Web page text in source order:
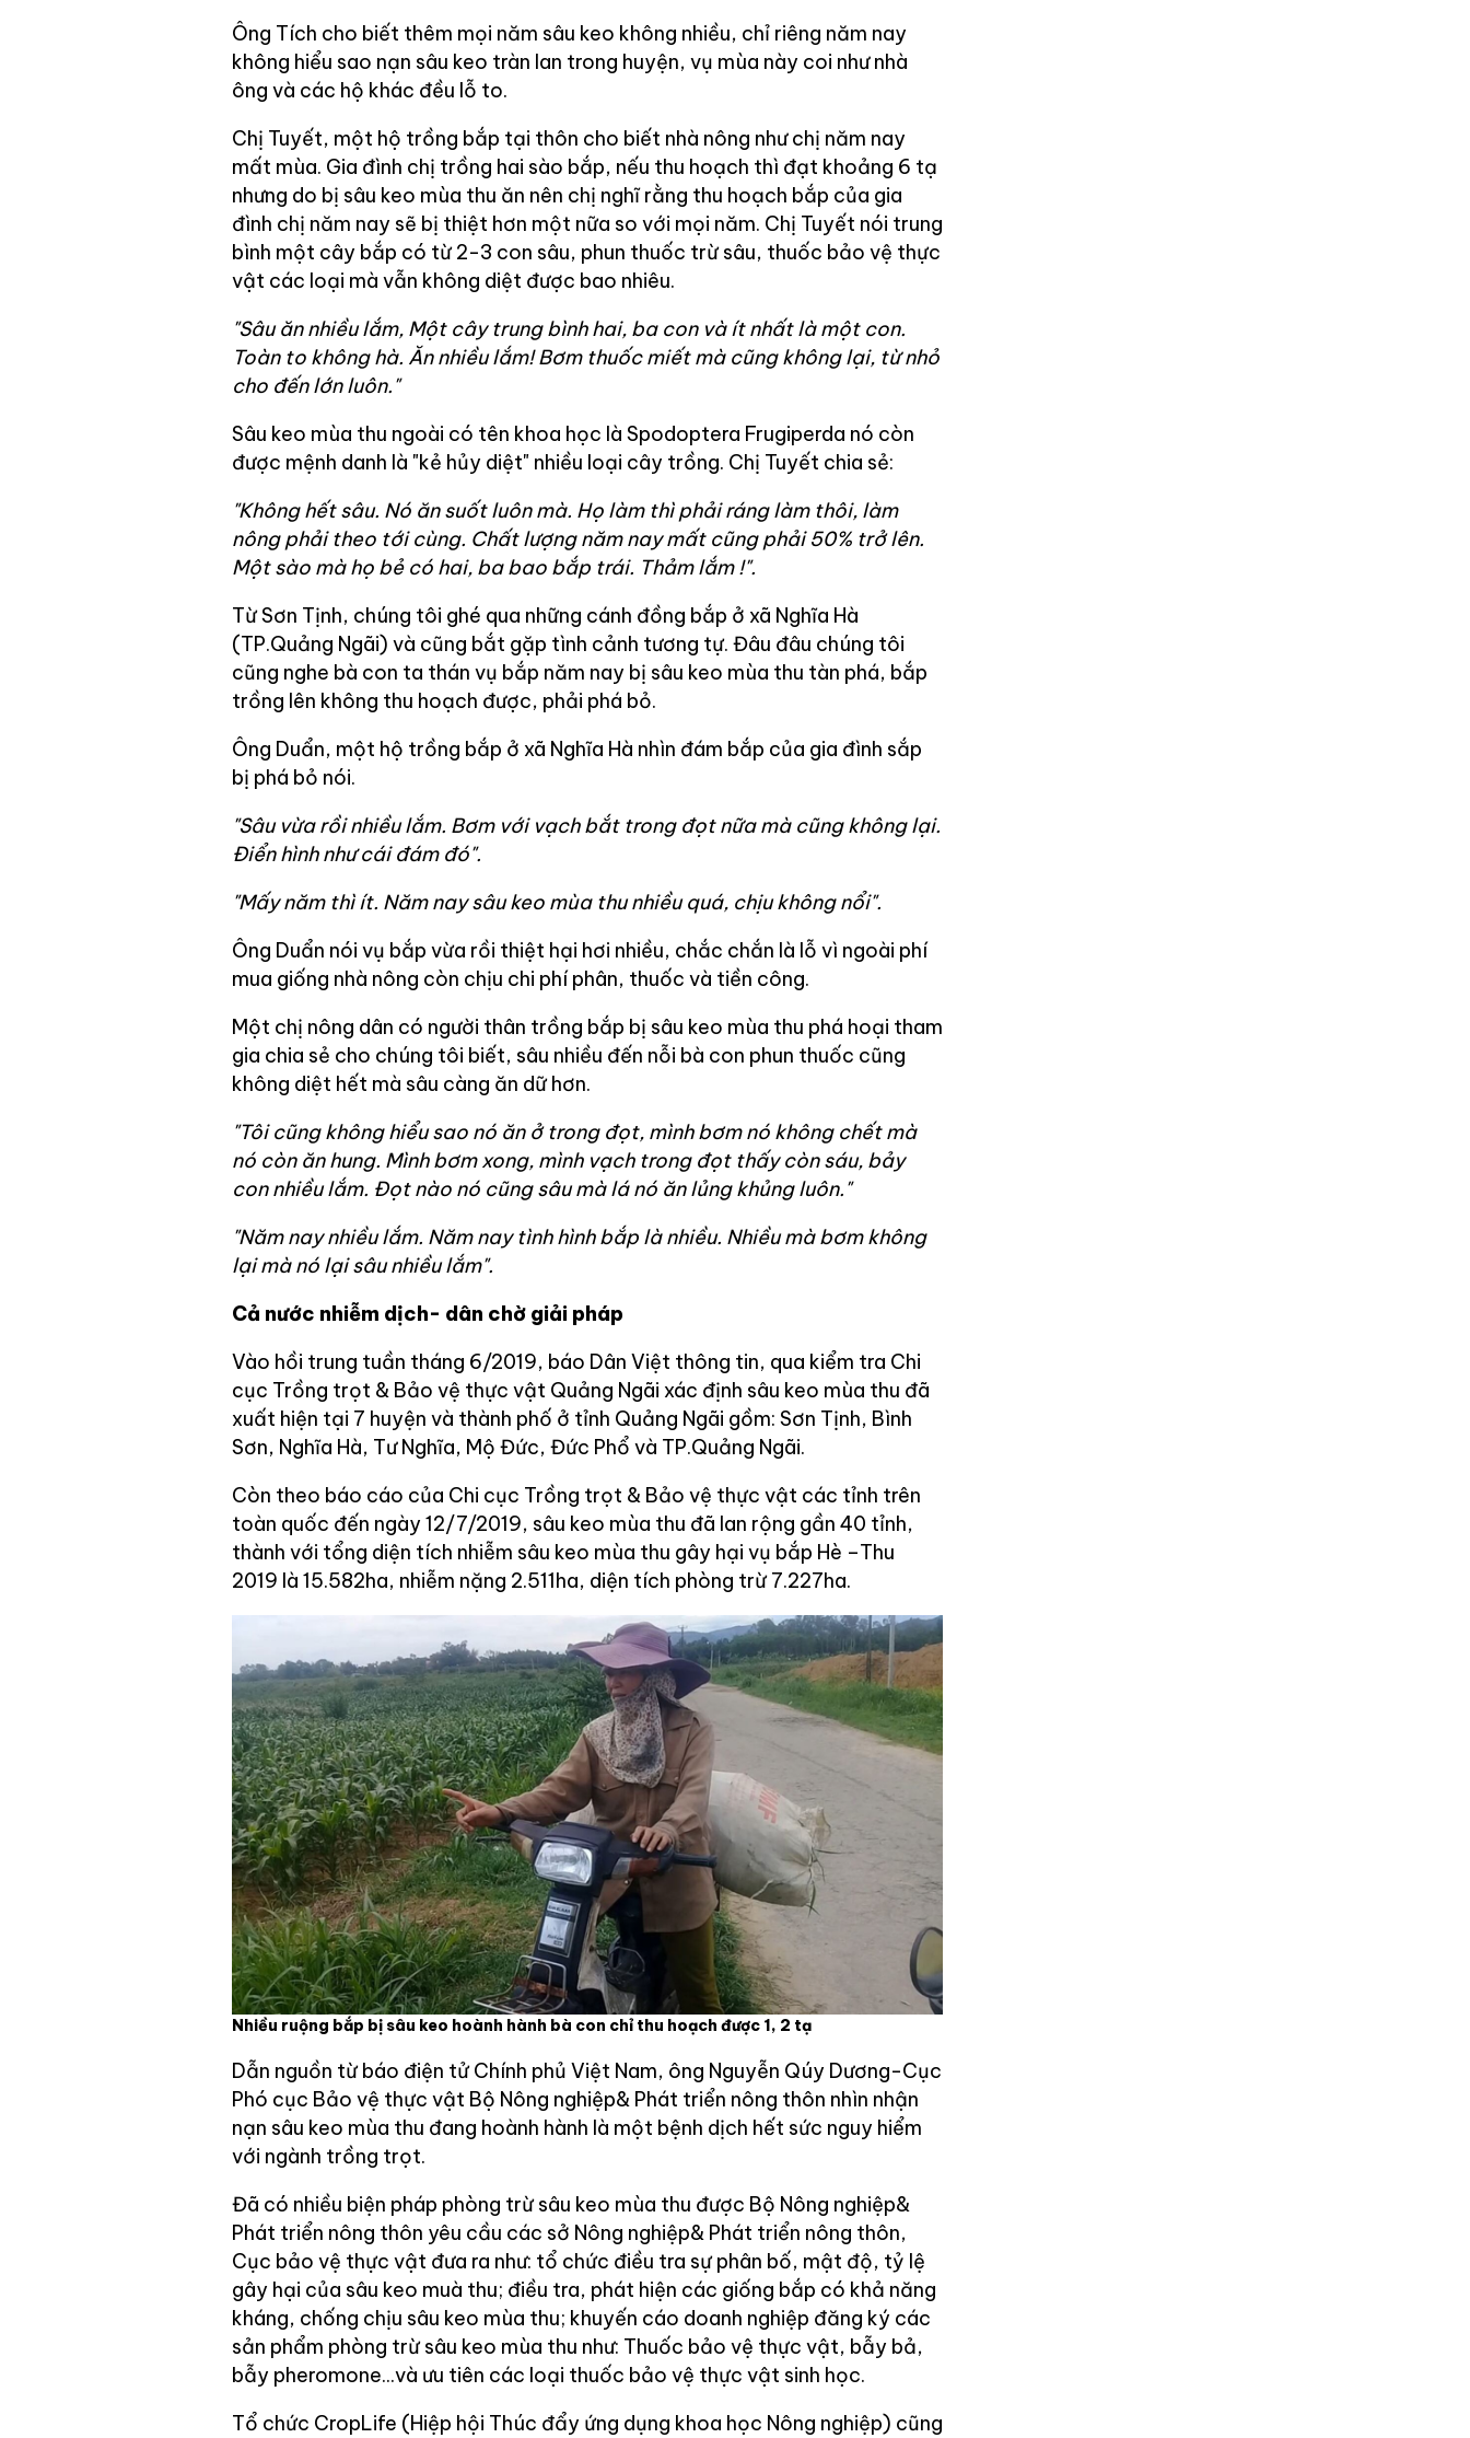
Ông Tích cho biết thêm mọi năm sâu keo không nhiều, chỉ riêng năm nay
không hiểu sao nạn sâu keo tràn lan trong huyện, vụ mùa này coi như nhà
ông và các hộ khác đều lỗ to.
Chị Tuyết, một hộ trồng bắp tại thôn cho biết nhà nông như chị năm nay
mất mùa. Gia đình chị trồng hai sào bắp, nếu thu hoạch thì đạt khoảng 6 tạ
nhưng do bị sâu keo mùa thu ăn nên chị nghĩ rằng thu hoạch bắp của gia
đình chị năm nay sẽ bị thiệt hơn một nữa so với mọi năm. Chị Tuyết nói trung
bình một cây bắp có từ 2-3 con sâu, phun thuốc trừ sâu, thuốc bảo vệ thực
vật các loại mà vẫn không diệt được bao nhiêu.
"Sâu ăn nhiều lắm, Một cây trung bình hai, ba con và ít nhất là một con.
Toàn to không hà. Ăn nhiều lắm! Bơm thuốc miết mà cũng không lại, từ nhỏ
cho đến lớn luôn."
Sâu keo mùa thu ngoài có tên khoa học là Spodoptera Frugiperda nó còn
được mệnh danh là "kẻ hủy diệt" nhiều loại cây trồng. Chị Tuyết chia sẻ:
"Không hết sâu. Nó ăn suốt luôn mà. Họ làm thì phải ráng làm thôi, làm
nông phải theo tới cùng. Chất lượng năm nay mất cũng phải 50% trở lên.
Một sào mà họ bẻ có hai, ba bao bắp trái. Thảm lắm !".
Từ Sơn Tịnh, chúng tôi ghé qua những cánh đồng bắp ở xã Nghĩa Hà
(TP.Quảng Ngãi) và cũng bắt gặp tình cảnh tương tự. Đâu đâu chúng tôi
cũng nghe bà con ta thán vụ bắp năm nay bị sâu keo mùa thu tàn phá, bắp
trồng lên không thu hoạch được, phải phá bỏ.
Ông Duẩn, một hộ trồng bắp ở xã Nghĩa Hà nhìn đám bắp của gia đình sắp
bị phá bỏ nói.
"Sâu vừa rồi nhiều lắm. Bơm với vạch bắt trong đọt nữa mà cũng không lại.
Điển hình như cái đám đó".
"Mấy năm thì ít. Năm nay sâu keo mùa thu nhiều quá, chịu không nổi".
Ông Duẩn nói vụ bắp vừa rồi thiệt hại hơi nhiều, chắc chắn là lỗ vì ngoài phí
mua giống nhà nông còn chịu chi phí phân, thuốc và tiền công.
Một chị nông dân có người thân trồng bắp bị sâu keo mùa thu phá hoại tham
gia chia sẻ cho chúng tôi biết, sâu nhiều đến nỗi bà con phun thuốc cũng
không diệt hết mà sâu càng ăn dữ hơn.
"Tôi cũng không hiểu sao nó ăn ở trong đọt, mình bơm nó không chết mà
nó còn ăn hung. Mình bơm xong, mình vạch trong đọt thấy còn sáu, bảy
con nhiều lắm. Đọt nào nó cũng sâu mà lá nó ăn lủng khủng luôn."
"Năm nay nhiều lắm. Năm nay tình hình bắp là nhiều. Nhiều mà bơm không
lại mà nó lại sâu nhiều lắm".
Cả nước nhiễm dịch- dân chờ giải pháp
Vào hồi trung tuần tháng 6/2019, báo Dân Việt thông tin, qua kiểm tra Chi
cục Trồng trọt & Bảo vệ thực vật Quảng Ngãi xác định sâu keo mùa thu đã
xuất hiện tại 7 huyện và thành phố ở tỉnh Quảng Ngãi gồm: Sơn Tịnh, Bình
Sơn, Nghĩa Hà, Tư Nghĩa, Mộ Đức, Đức Phổ và TP.Quảng Ngãi.
Còn theo báo cáo của Chi cục Trồng trọt & Bảo vệ thực vật các tỉnh trên
toàn quốc đến ngày 12/7/2019, sâu keo mùa thu đã lan rộng gần 40 tỉnh,
thành với tổng diện tích nhiễm sâu keo mùa thu gây hại vụ bắp Hè –Thu
2019 là 15.582ha, nhiễm nặng 2.511ha, diện tích phòng trừ 7.227ha.
Nhiều ruộng bắp bị sâu keo hoành hành bà con chỉ thu hoạch được 1, 2 tạ
Dẫn nguồn từ báo điện tử Chính phủ Việt Nam, ông Nguyễn Qúy Dương-Cục
Phó cục Bảo vệ thực vật Bộ Nông nghiệp& Phát triển nông thôn nhìn nhận
nạn sâu keo mùa thu đang hoành hành là một bệnh dịch hết sức nguy hiểm
với ngành trồng trọt.
Đã có nhiều biện pháp phòng trừ sâu keo mùa thu được Bộ Nông nghiệp&
Phát triển nông thôn yêu cầu các sở Nông nghiệp& Phát triển nông thôn,
Cục bảo vệ thực vật đưa ra như: tổ chức điều tra sự phân bố, mật độ, tỷ lệ
gây hại của sâu keo muà thu; điều tra, phát hiện các giống bắp có khả năng
kháng, chống chịu sâu keo mùa thu; khuyến cáo doanh nghiệp đăng ký các
sản phẩm phòng trừ sâu keo mùa thu như: Thuốc bảo vệ thực vật, bẫy bả,
bẫy pheromone...và ưu tiên các loại thuốc bảo vệ thực vật sinh học.
Tổ chức CropLife (Hiệp hội Thúc đẩy ứng dụng khoa học Nông nghiệp) cũng